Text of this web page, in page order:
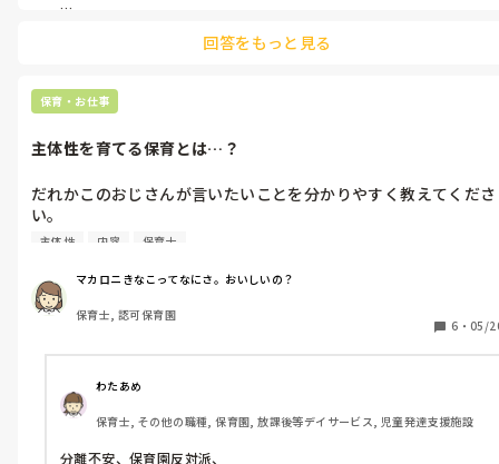
まぁ今の時代だとパワハラって言われるんだろうけど🤣
で、帽子は頭皮を守るために大切です。笑
回答をもっと見る
保育・お仕事
主体性を育てる保育とは…？
だれかこのおじさんが言いたいことを分かりやすく教えてくださ
い。
乳児期に毎日、同じ生活リズムで過ごし安心した環境の中で同じ
保育士に身の回りのお世話をしてもらいながらだんだんと自分で
身の回りの事をやろうとしたり、できるようになること。
子どもが自分で興味のある遊びを見つけて遊ぶ事（もちろん使い
方や遊び方は生活のルールのある中で。）が主体性を伸ばす保育
だと思ってやってきました。
今まで、子どもの主体性を伸ばすと信じてきた保育観が煮崩れそ
うです。
主体性 内容 保育士
マカロニきなこってなにさ。おいしいの？
保育士, 認可保育園
6 ・ 05/
わたあめ
保育士, その他の職種, 保育園, 放課後等デイサービス, 児童発達支援施設
分離不安、保育園反対派、